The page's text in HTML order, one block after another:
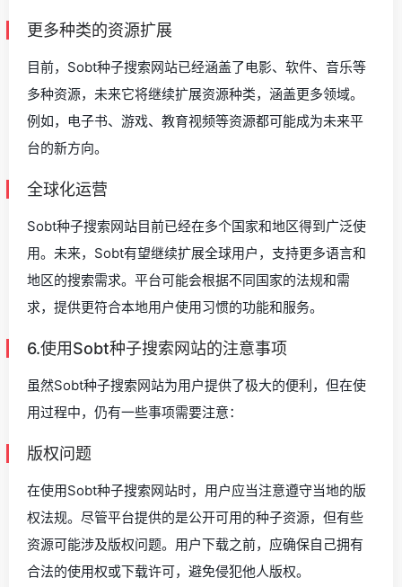
更多种类的资源扩展
目前，Sobt种子搜索网站已经涵盖了电影、软件、音乐等
多种资源，未来它将继续扩展资源种类，涵盖更多领域。
例如，电子书、游戏、教育视频等资源都可能成为未来平
台的新方向。
全球化运营
Sobt种子搜索网站目前已经在多个国家和地区得到广泛使
用。未来，Sobt有望继续扩展全球用户，支持更多语言和
地区的搜索需求。平台可能会根据不同国家的法规和需
求，提供更符合本地用户使用习惯的功能和服务。
6.使用Sobt种子搜索网站的注意事项
虽然Sobt种子搜索网站为用户提供了极大的便利，但在使
用过程中，仍有一些事项需要注意：
版权问题
在使用Sobt种子搜索网站时，用户应当注意遵守当地的版
权法规。尽管平台提供的是公开可用的种子资源，但有些
资源可能涉及版权问题。用户下载之前，应确保自己拥有
合法的使用权或下载许可，避免侵犯他人版权。